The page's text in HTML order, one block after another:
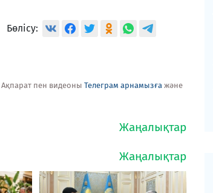
Бөлісу:
пен видеоны Телеграм арнамызға және